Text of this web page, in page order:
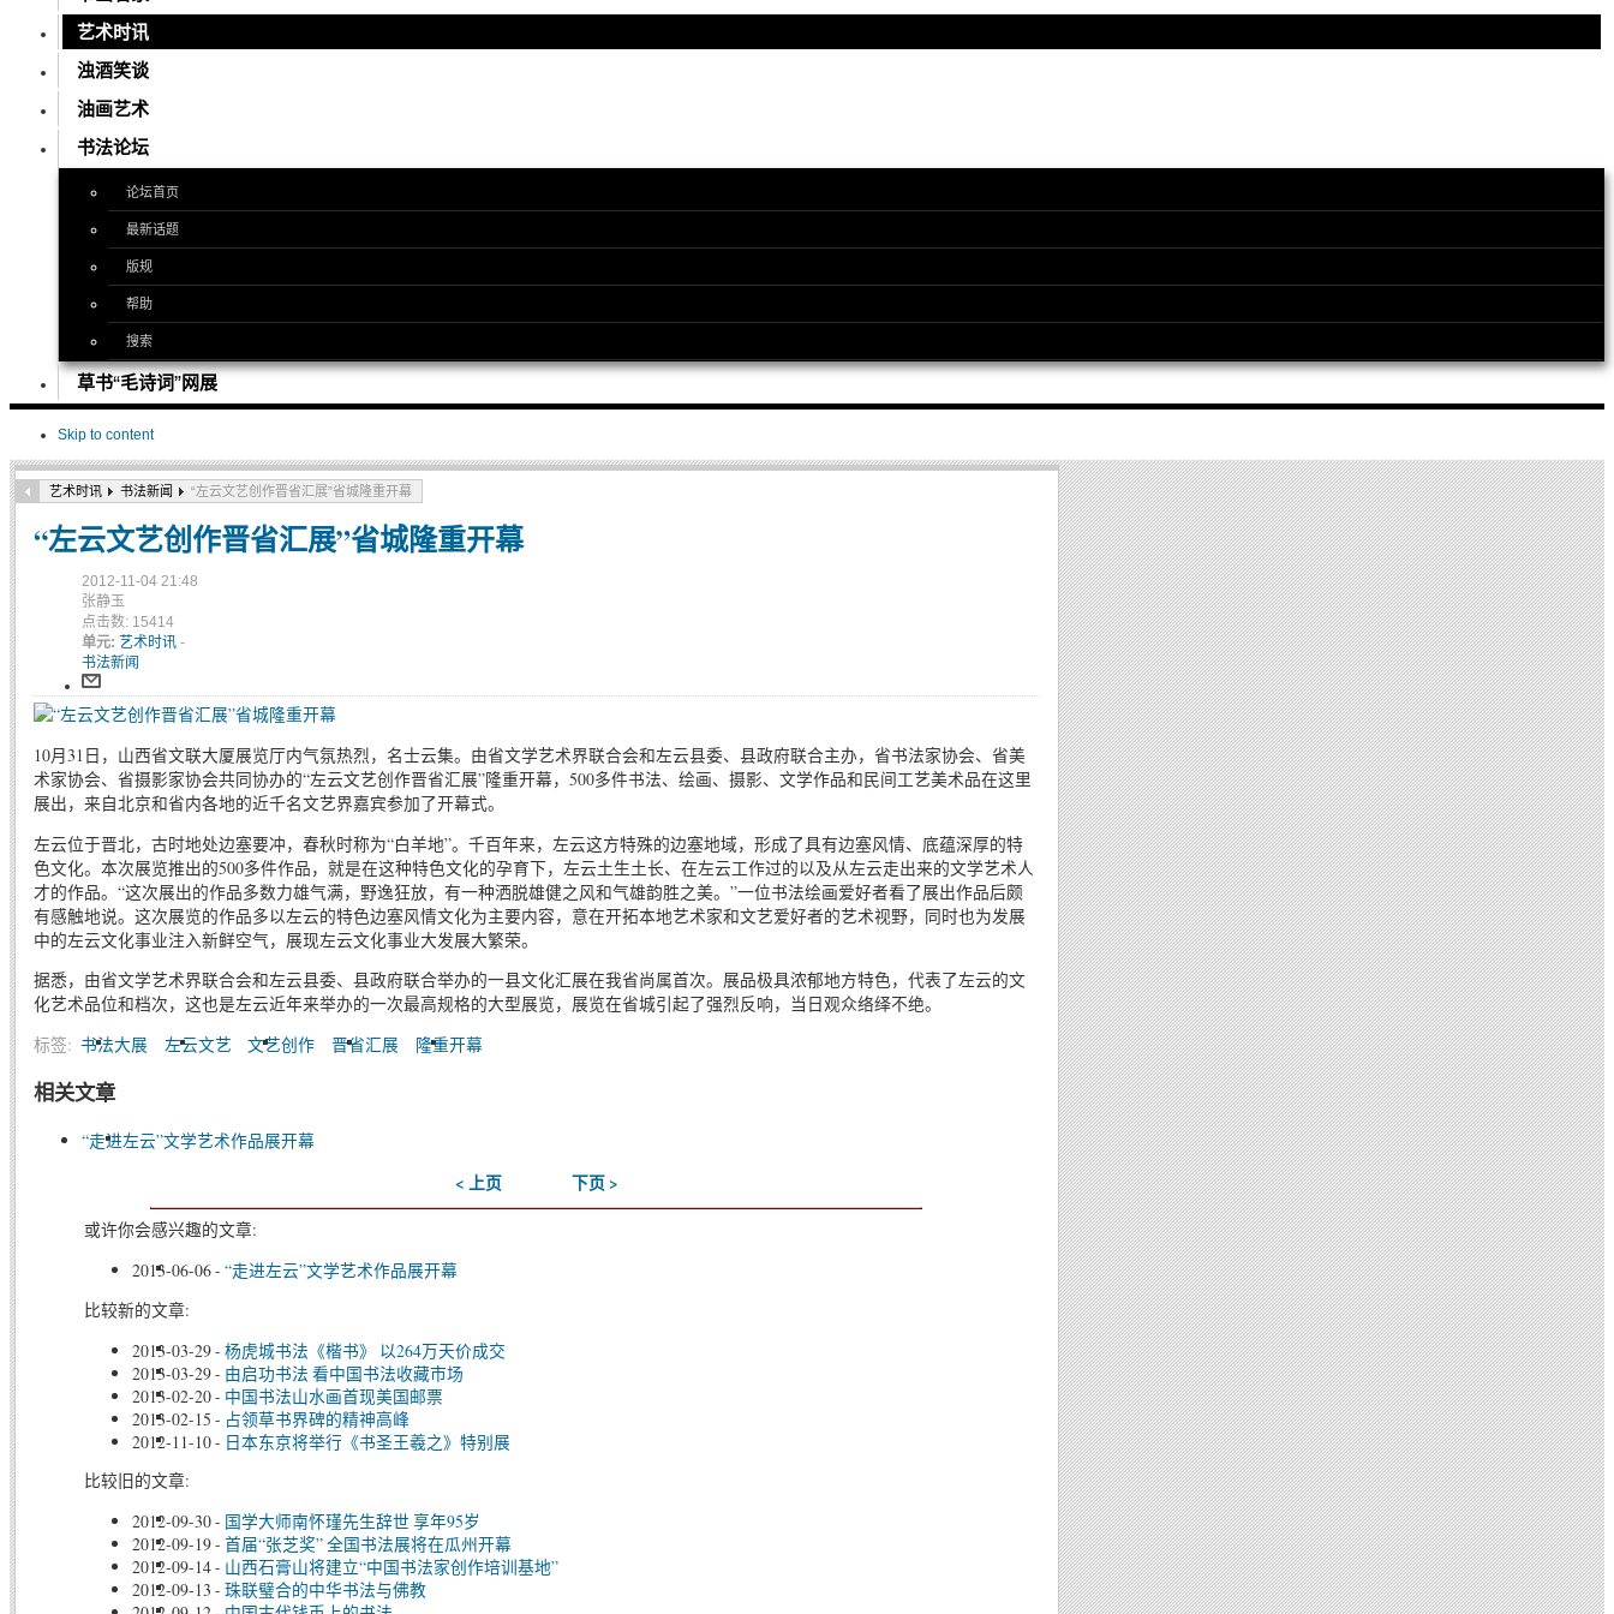
艺术时讯
浊酒笑谈
油画艺术
书法论坛
论坛首页
最新话题
版规
帮助
搜索
草书“毛诗词”网展
Skip to content
艺术时讯 书法新闻 “左云文艺创作晋省汇展”省城隆重开幕
“左云文艺创作晋省汇展”省城隆重开幕
2012-11-04 21:48
张静玉
点击数: 15414
单元: 艺术时讯 -
书法新闻
10月31日，山西省文联大厦展览厅内气氛热烈，名士云集。由省文学艺术界联合会和左云县委、县政府联合主办，省书法家协会、省美
术家协会、省摄影家协会共同协办的“左云文艺创作晋省汇展”隆重开幕，500多件书法、绘画、摄影、文学作品和民间工艺美术品在这里
展出，来自北京和省内各地的近千名文艺界嘉宾参加了开幕式。
左云位于晋北，古时地处边塞要冲，春秋时称为“白羊地”。千百年来，左云这方特殊的边塞地域，形成了具有边塞风情、底蕴深厚的特
色文化。本次展览推出的500多件作品，就是在这种特色文化的孕育下，左云土生土长、在左云工作过的以及从左云走出来的文学艺术人
才的作品。“这次展出的作品多数力雄气满，野逸狂放，有一种洒脱雄健之风和气雄韵胜之美。”一位书法绘画爱好者看了展出作品后颇
有感触地说。这次展览的作品多以左云的特色边塞风情文化为主要内容，意在开拓本地艺术家和文艺爱好者的艺术视野，同时也为发展
中的左云文化事业注入新鲜空气，展现左云文化事业大发展大繁荣。
据悉，由省文学艺术界联合会和左云县委、县政府联合举办的一县文化汇展在我省尚属首次。展品极具浓郁地方特色，代表了左云的文
化艺术品位和档次，这也是左云近年来举办的一次最高规格的大型展览，展览在省城引起了强烈反响，当日观众络绎不绝。
标签: 书法大展 左云文艺 文艺创作 晋省汇展 隆重开幕
相关文章
“走进左云”文学艺术作品展开幕
< 上页 下页 >
或许你会感兴趣的文章:
2013-06-06- “走进左云”文学艺术作品展开幕
比较新的文章:
2013-03-29- 杨虎城书法《楷书》 以264万天价成交
2013-03-29- 由启功书法 看中国书法收藏市场
2013-02-20- 中国书法山水画首现美国邮票
2013-02-15 - 占领草书界碑的精神高峰
2012-11-10- 日本东京将举行《书圣王羲之》特别展
比较旧的文章:
2012-09-30- 国学大师南怀瑾先生辞世 享年95岁
2012-09-19- 首届“张芝奖” 全国书法展将在瓜州开幕
2012-09-14- 山西石膏山将建立“中国书法家创作培训基地”
2012-09-13 - 珠联璧合的中华书法与佛教